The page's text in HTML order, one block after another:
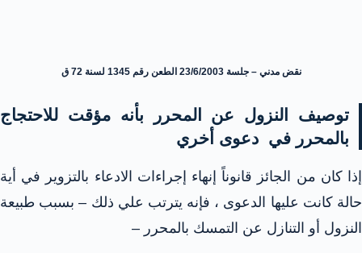
نقض مدني – جلسة 23/6/2003 الطعن رقم 1345 لسنة 72 ق
توصيف النزول عن المحرر بأنه مؤقت للاحتجاج
بالمحرر في دعوى أخري
إذا كان من الجائز قانوناً إنهاء إجراءات الادعاء بالتزوير في أية
حالة كانت عليها الدعوى ، فإنه يترتب علي ذلك – بسبب طبيعة
النزول أو التنازل عن التمسك بالمحرر –